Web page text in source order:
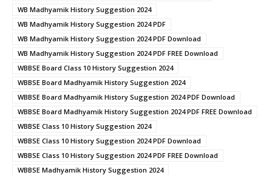
WB Madhyamik History Suggestion 2024
WB Madhyamik History Suggestion 2024 PDF
WB Madhyamik History Suggestion 2024 PDF Download
WB Madhyamik History Suggestion 2024 PDF FREE Download
WBBSE Board Class 10 History Suggestion 2024
WBBSE Board Madhyamik History Suggestion 2024
WBBSE Board Madhyamik History Suggestion 2024 PDF Download
WBBSE Board Madhyamik History Suggestion 2024 PDF FREE Download
WBBSE Class 10 History Suggestion 2024
WBBSE Class 10 History Suggestion 2024 PDF Download
WBBSE Class 10 History Suggestion 2024 PDF FREE Download
WBBSE Madhyamik History Suggestion 2024